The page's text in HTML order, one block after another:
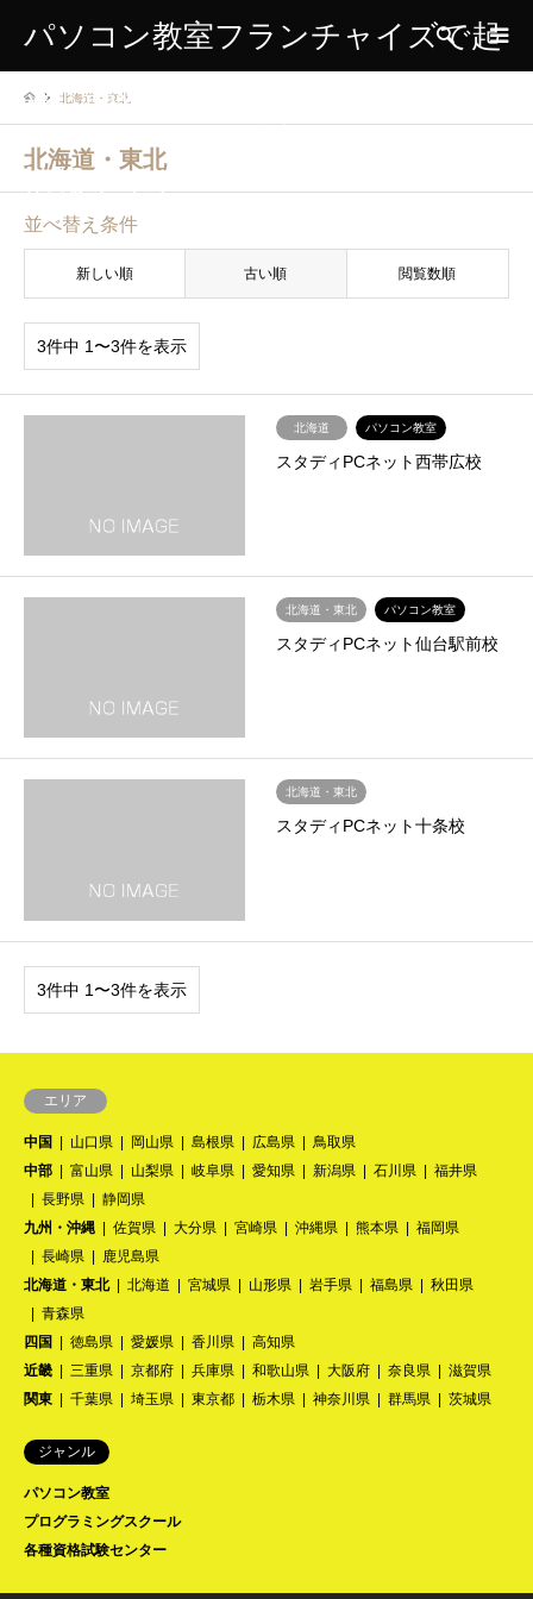
パソコン教室フランチャイズで起
業、開業、独立をする方のための
情報サイト
検索
北海道・東北
北海道・東北
並べ替え条件
新しい順 古い順 閲覧数順
3件中 1〜3件を表示
北海道 パソコン教室
スタディPCネット西帯広校
北海道・東北 パソコン教室
スタディPCネット仙台駅前校
北海道・東北
スタディPCネット十条校
3件中 1〜3件を表示
エリア
中国 山口県 岡山県 島根県 広島県
鳥取県
中部
富山県 山梨県 岐阜県 愛知県 新潟県 石川県
福井県
長野県
静岡県
九州・沖縄
佐賀県 大分県 宮崎県 沖縄県 熊本県
福岡県
長崎県
鹿児島県
北海道・東北
北海道 宮城県 山形県 岩手県 福島県
秋田県
青森県
四国
徳島県 愛媛県 香川県
高知県
近畿
三重県 京都府 兵庫県 和歌山県 大阪府 奈良県
滋賀県
関東
千葉県 埼玉県 東京都 栃木県 神奈川県 群馬県 茨城県
ジャンル
パソコン教室
プログラミングスクール
各種資格試験センター